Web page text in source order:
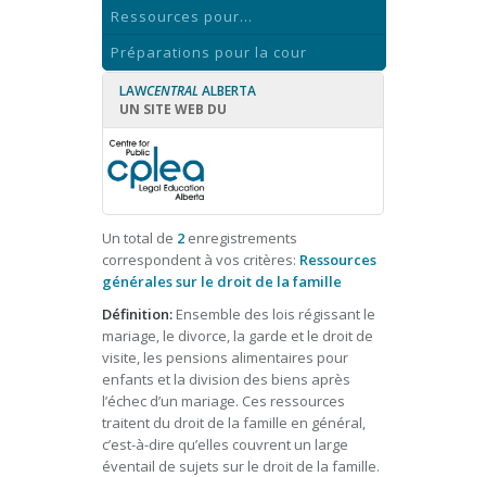
Ressources pour...
Préparations pour la cour
LAWCENTRAL ALBERTA
UN SITE WEB DU
Un total de 2 enregistrements
correspondent à vos critères: Ressources
générales sur le droit de la famille
Définition: Ensemble des lois régissant le
mariage, le divorce, la garde et le droit de
visite, les pensions alimentaires pour
enfants et la division des biens après
l’échec d’un mariage. Ces ressources
traitent du droit de la famille en général,
c’est-à-dire qu’elles couvrent un large
éventail de sujets sur le droit de la famille.